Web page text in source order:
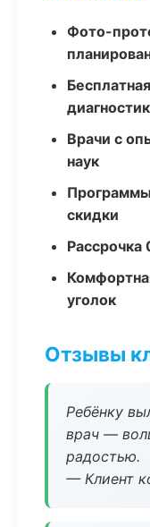
Фото-
Врачи с
наук
скидки
Рассрочка
уголок
Отзывы
Ребёнку
врач —
радостью.
— Клиент